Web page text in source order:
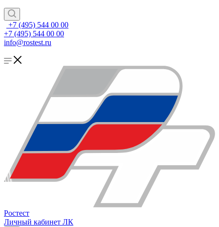
+7 (495) 544 00 00
+7 (495) 544 00 00
info@rostest.ru
Ростест
Личный кабинет ЛК